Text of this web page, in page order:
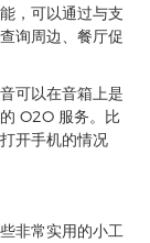
，可以通过与支
询周边、餐厅促
可以在音箱上是
O2O 服务。比
开手机的情况
非常实用的小工